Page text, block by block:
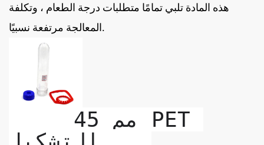
هذه المادة تلبي تمامًا متطلبات درجة الطعام ، وتكلفة
المعالجة مرتفعة نسبيًا.